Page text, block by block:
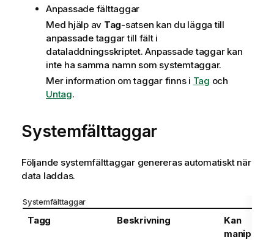
Anpassade fälttaggar
Med hjälp av Tag-satsen kan du lägga till
anpassade taggar till fält i
dataladdningsskriptet. Anpassade taggar kan
inte ha samma namn som systemtaggar.
Mer information om taggar finns i Tag och
Untag.
Systemfälttaggar
Följande systemfälttaggar genereras automatiskt när
data laddas.
Systemfälttaggar
Tagg Beskrivning
Kan